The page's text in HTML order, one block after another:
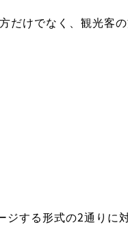
だけでなく、観光客
する形式の2通りに